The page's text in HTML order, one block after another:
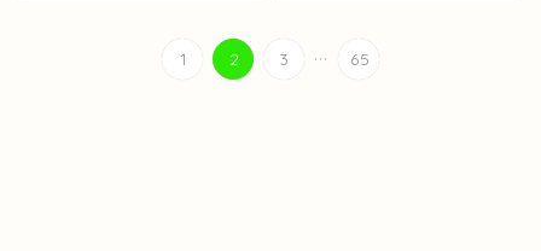
1 2 3 ... 65